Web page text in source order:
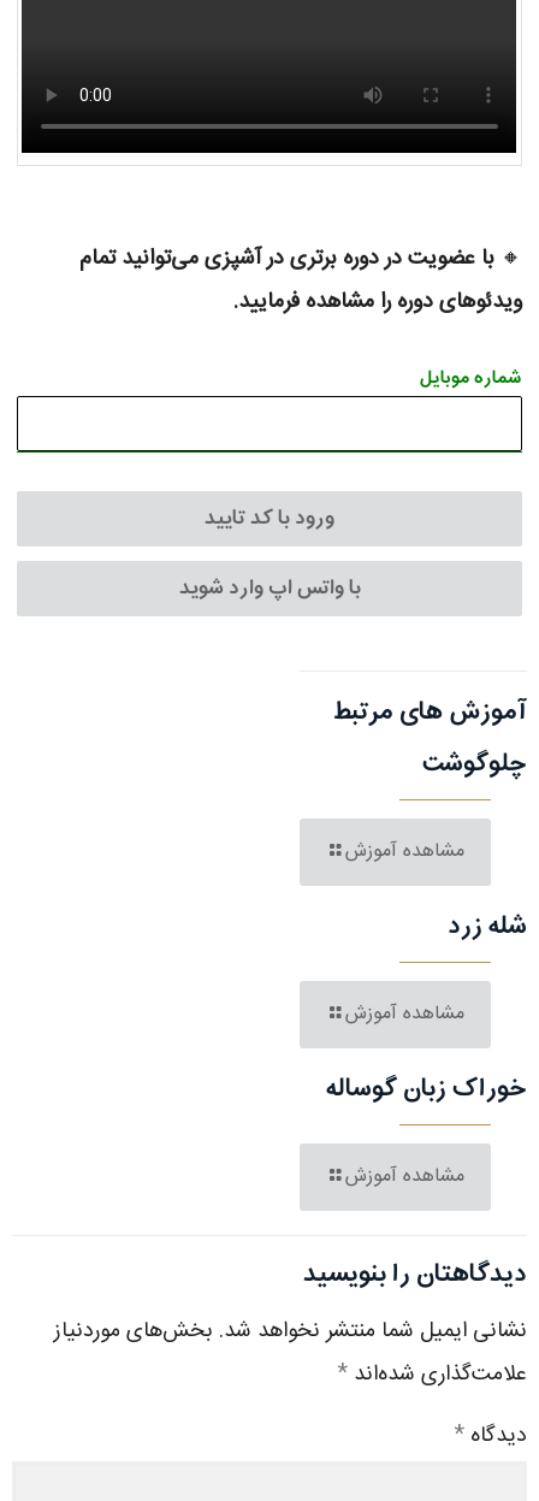
🔸با عضویت در دوره برتری در آشپزی می‌توانید تمام
ویدئوهای دوره را مشاهده فرمایید.
شماره موبایل
ورود با کد تایید
با واتس اپ وارد شوید
آموزش های مرتبط
چلوگوشت
مشاهده آموزش
شله زرد
مشاهده آموزش
خوراک زبان گوساله
مشاهده آموزش
دیدگاهتان را بنویسید
نشانی ایمیل شما منتشر نخواهد شد. بخش‌های موردنیاز
علامت‌گذاری شده‌اند *
دیدگاه *